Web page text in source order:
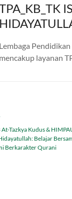
Lembaga
mencakup layanan
Tazkya Kudus &
Belajar
Berkarakter Qurani